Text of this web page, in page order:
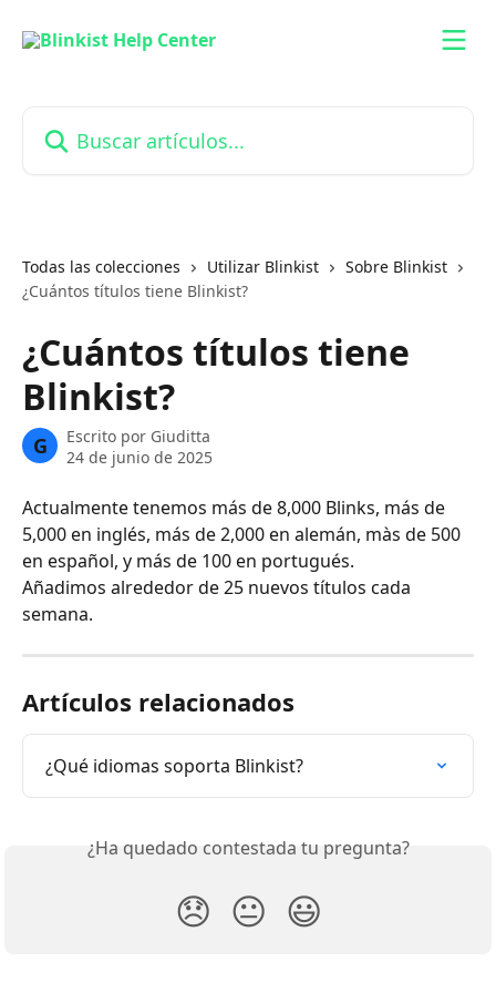
Todas las colecciones Utilizar Blinkist
Sobre Blinkist
¿Cuántos títulos tiene Blinkist?
¿Cuántos títulos tiene
Blinkist?
G Escrito por Giuditta
24 de junio de 2025
Actualmente tenemos más de 8,000 Blinks, más de
5,000 en inglés, más de 2,000 en alemán, màs de 500
en español, y más de 100 en portugués.
Añadimos alrededor de 25 nuevos títulos cada
semana.
Artículos relacionados
¿Qué idiomas soporta Blinkist?
¿Ha quedado contestada tu pregunta?
😞 😐 😃